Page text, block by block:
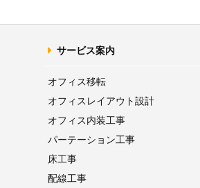
サービス案内
オフィス移転
オフィス レイアウト設計
オフィス内装工事
パーテーション工事
床工事
配線工事